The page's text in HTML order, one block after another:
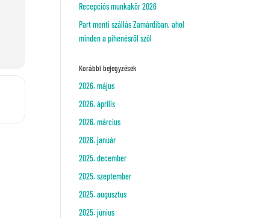
Recepciós munkakör 2026
Part menti szállás Zamárdiban, ahol
minden a pihenésről szól
Korábbi bejegyzések
2026. május
2026. április
2026. március
2026. január
2025. december
2025. szeptember
2025. augusztus
2025. június